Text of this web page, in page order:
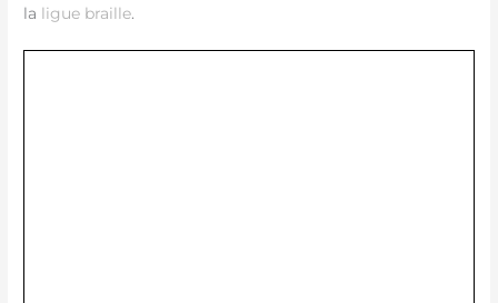
la ligue braille.